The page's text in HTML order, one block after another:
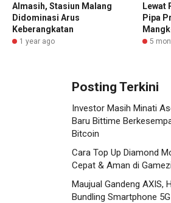
Almasih, Stasiun Malang
Didominasi Arus
Keberangkatan
1 year ago
Lewat
Pipa
5
Posting Terkini
Investor Masih Minati
Baru Bittime
Bitcoin
Cara Top Up Diamond
Cepat & Aman di Gamezi
Maujual Gandeng AXIS,
Bundling Smartphone